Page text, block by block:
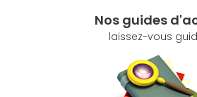
Nos guides
laissez-vous